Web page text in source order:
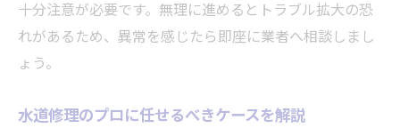
十分注意が必要です。無理に進めるとトラブル拡大の恐
れがあるため、異常を感じたら即座に業者へ相談しまし
ょう。
水道修理のプロに任せるべきケースを解説